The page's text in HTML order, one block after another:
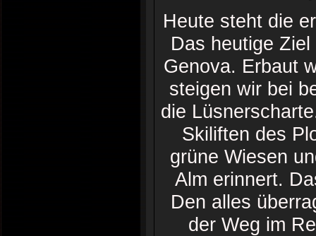
Heute steht die
Das heutige
Genova. Erbaut
steigen wir bei
die
Skiliften des
grüne Wiesen
Alm erinnert.
Den alles
der Weg im